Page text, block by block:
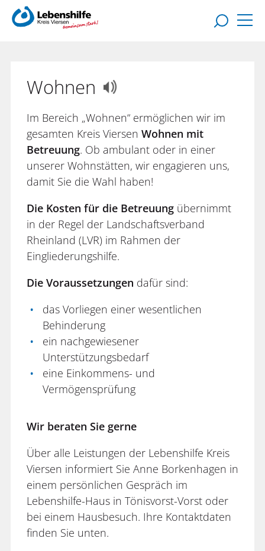
Wohnen
Im Bereich „Wohnen“ ermöglichen wir im
gesamten Kreis Viersen Wohnen mit
Betreuung. Ob ambulant oder in einer
unserer Wohnstätten, wir engagieren uns,
damit Sie die Wahl haben!
Die Kosten für die Betreuung übernimmt
in der Regel der Landschaftsverband
Rheinland (LVR) im Rahmen der
Eingliederungshilfe.
Die Voraussetzungen dafür sind:
das Vorliegen einer wesentlichen
Behinderung
ein nachgewiesener
Unterstützungsbedarf
eine Einkommens- und
Vermögensprüfung
Wir beraten Sie gerne
Über alle Leistungen der Lebenshilfe Kreis
Viersen informiert Sie Anne Borkenhagen in
einem persönlichen Gespräch im
Lebenshilfe-Haus in Tönisvorst-Vorst oder
bei einem Hausbesuch. Ihre Kontaktdaten
finden Sie unten.